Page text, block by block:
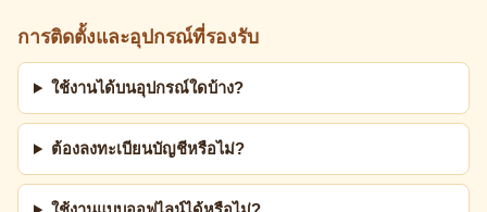
การติดตั้งและอุปกรณ์ที่รองรับ
ใช้งานได้บนอุปกรณ์ใดบ้าง?
ต้องลงทะเบียนบัญชีหรือไม่?